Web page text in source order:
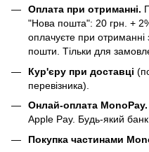
Оплата при отриманні.
"Нова пошта": 20 грн. +
оплачуєте при отриманні
пошти. Тільки для
Кур'єру при доставці
перевізника).
Онлай-оплата MonoPay.
Apple Pay. Будь-який банк
Покупка частинами